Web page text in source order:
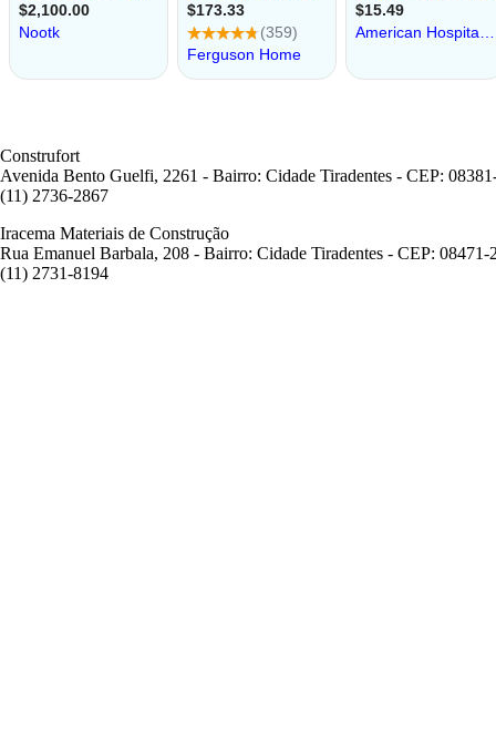
Construfort
Avenida Bento Guelfi, 2261 - Bairro: Cidade Tiradentes - CEP:
(11) 2736-2867
Iracema Materiais de Construção
Rua Emanuel Barbala, 208 - Bairro: Cidade Tiradentes - CEP: 08471-
(11) 2731-8194